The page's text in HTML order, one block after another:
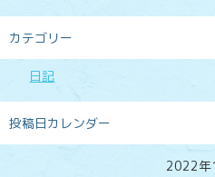
カテゴリー
日記
投稿日カレンダー
2022年